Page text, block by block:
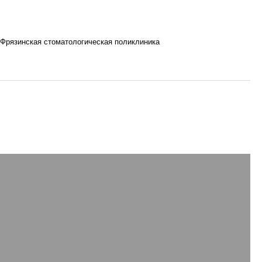
Фрязинская стоматологическая поликлиника